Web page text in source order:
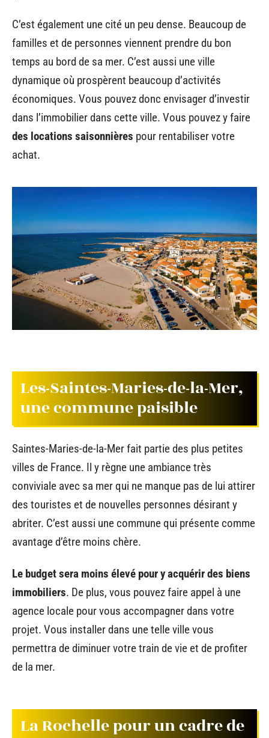
C’est également une cité un peu dense. Beaucoup de
familles et de personnes viennent prendre du bon
temps au bord de sa mer. C’est aussi une ville
dynamique où prospèrent beaucoup d’activités
économiques. Vous pouvez donc envisager d’investir
dans l’immobilier dans cette ville. Vous pouvez y faire
des locations saisonnières pour rentabiliser votre
achat.
Les-Saintes-Maries-de-la-Mer,
une commune paisible
Saintes-Maries-de-la-Mer fait partie des plus petites
villes de France. Il y règne une ambiance très
conviviale avec sa mer qui ne manque pas de lui attirer
des touristes et de nouvelles personnes désirant y
abriter. C’est aussi une commune qui présente comme
avantage d’être moins chère.
Le budget sera moins élevé pour y acquérir des biens
immobiliers. De plus, vous pouvez faire appel à une
agence locale pour vous accompagner dans votre
projet. Vous installer dans une telle ville vous
permettra de diminuer votre train de vie et de profiter
de la mer.
La Rochelle pour un cadre de